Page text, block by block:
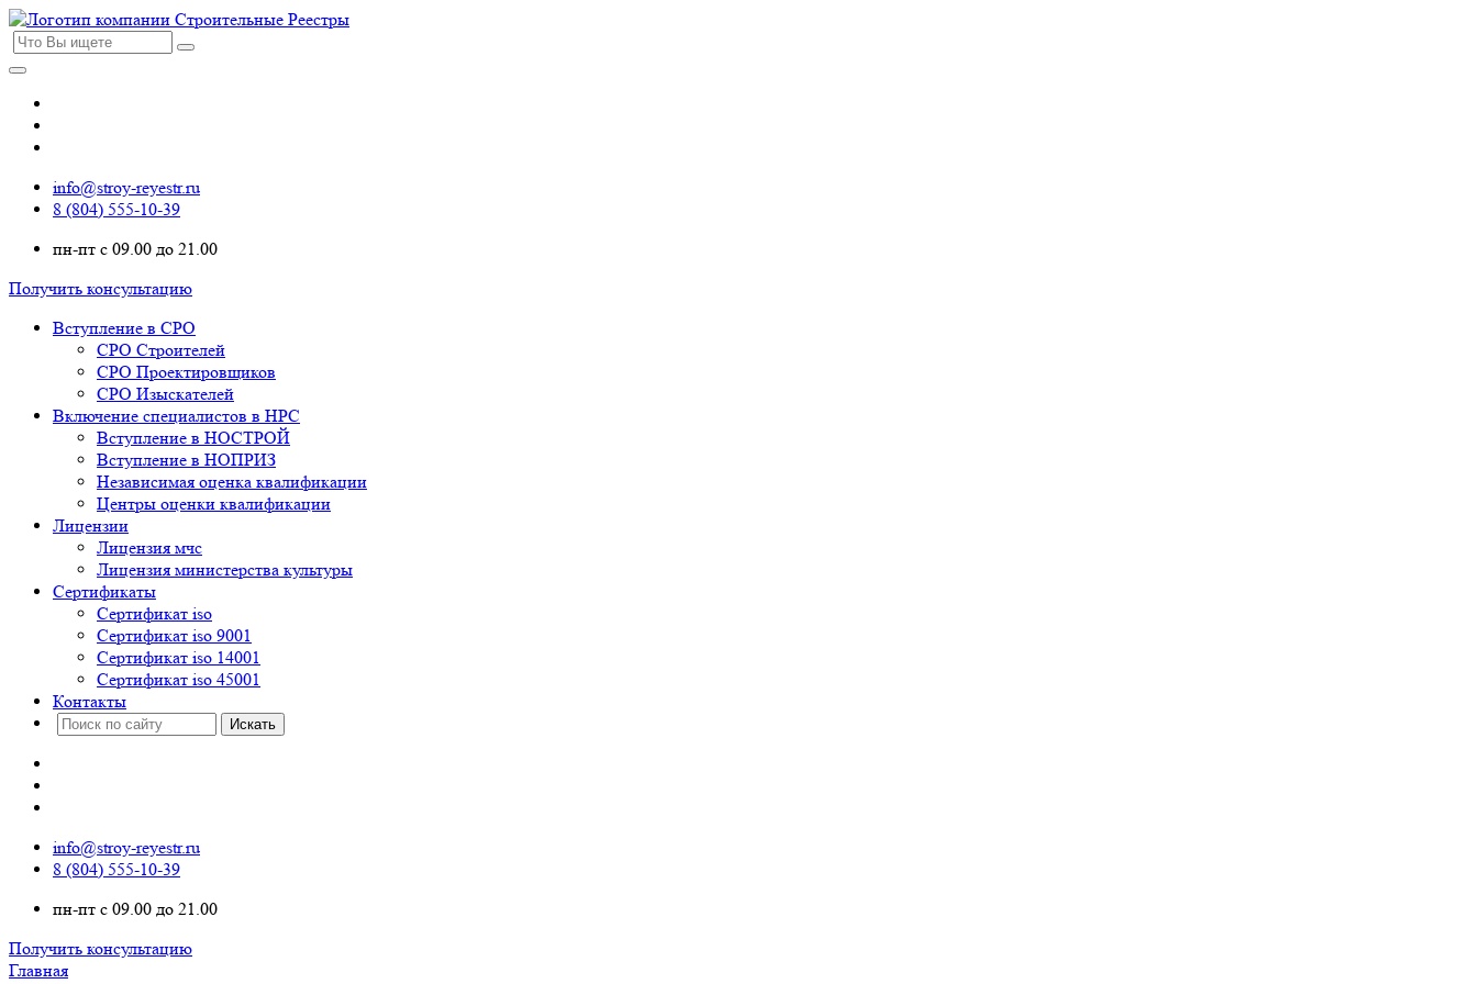
info@stroy-reyestr.ru
8 (804) 555-10-39
пн-пт с 09.00 до 21.00
Получить консультацию
Вступление в СРО
СРО Строителей
СРО Проектировщиков
СРО Изыскателей
Включение специалистов в НРС
Вступление в НОСТРОЙ
Вступление в НОПРИЗ
Независимая оценка квалификации
Центры оценки квалификации
Лицензии
Лицензия мчс
Лицензия министерства культуры
Сертификаты
Сертификат iso
Сертификат iso 9001
Сертификат iso 14001
Сертификат iso 45001
Контакты
info@stroy-reyestr.ru
8 (804) 555-10-39
пн-пт с 09.00 до 21.00
Получить консультацию
Главная